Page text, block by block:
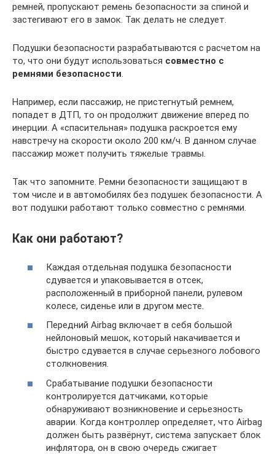
ремней, пропускают ремень безопасности за спиной и
застегивают его в замок. Так делать не следует.
Подушки безопасности разрабатываются с расчетом на
то, что они будут использоваться совместно с
ремнями безопасности.
Например, если пассажир, не пристегнутый ремнем,
попадет в ДТП, то он продолжит движение вперед по
инерции. А «спасительная» подушка раскроется ему
навстречу на скорости около 200 км/ч. В данном случае
пассажир может получить тяжелые травмы.
Так что запомните. Ремни безопасности защищают в
том числе и в автомобилях без подушек безопасности. А
вот подушки работают только совместно с ремнями.
Как они работают?
Каждая отдельная подушка безопасности
сдувается и упаковывается в отсек,
расположенный в приборной панели, рулевом
колесе, сиденье или в другом месте.
Передний Airbag включает в себя большой
нейлоновый мешок, который накачивается и
быстро сдувается в случае серьезного лобового
столкновения.
Срабатывание подушки безопасности
контролируется датчиками, которые
обнаруживают возникновение и серьезность
аварии. Когда контроллер определяет, что Airbag
должен быть развёрнут, система запускает блок
инфлятора, он в свою очередь сжигает